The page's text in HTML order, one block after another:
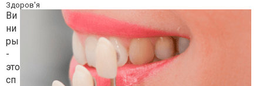
Здоров'я
Ви
ни
ры
-
это
сп